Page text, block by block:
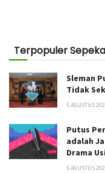
Terpopuler
Sleman
Tidak
5 AGUSTUS
Putus
adalah
Drama
5 AGUSTUS